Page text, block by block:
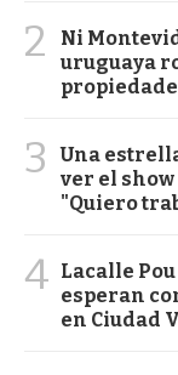
2
Ni
uruguaya
3
Una
ver el
"Quiero
4 Lacalle
esperan
en Ciudad